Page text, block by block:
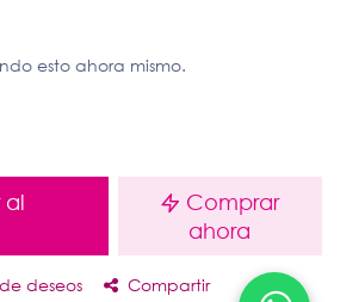
esto ahora mismo.
al
Comprar
ahora
deseos Compartir